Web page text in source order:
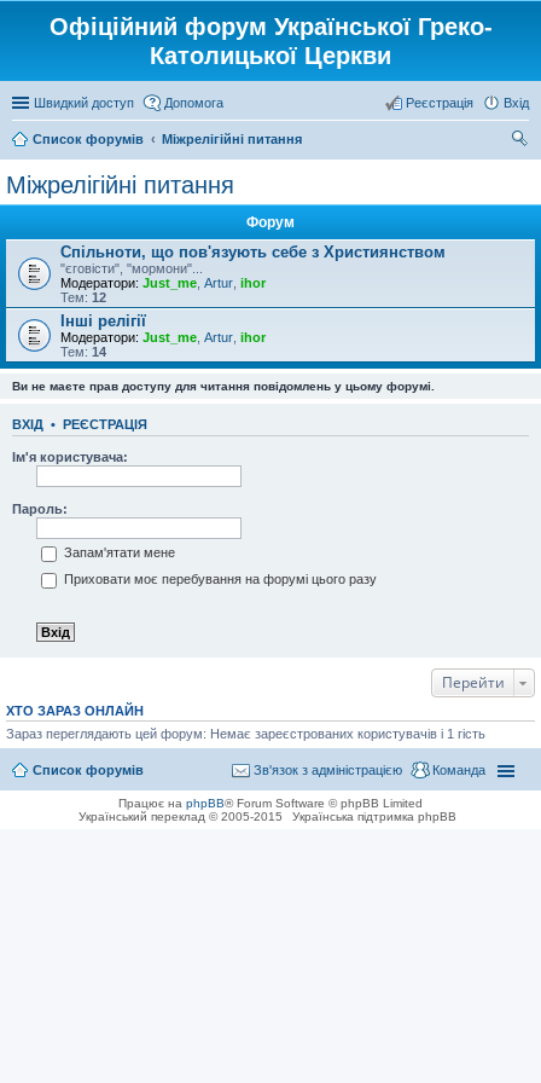
Офіційний форум Української Греко-
Католицької Церкви
Швидкий доступ Допомога Вхід
Реєстрація
Список форумів
Міжрелігійні питання
Міжрелігійні питання
Форум
Спільноти, що пов'язують себе з Християнством
"єговісти", "мормони"...
Модератори: Just_me Artur ihor
Тем: 12
Інші релігії
Модератори: Just_me Artur ihor
Тем: 14
Ви не маєте прав доступу для читання повідомлень у цьому форумі.
ВХІД • РЕЄСТРАЦІЯ
Ім'я користувача:
Пароль:
Запам'ятати мене
Приховати моє перебування на форумі цього разу
Перейти
ХТО ЗАРАЗ ОНЛАЙН
Зараз переглядають цей форум: Немає зареєстрованих користувачів і 1 гість
Список форумів Команда
Зв'язок з адміністрацією
Працює на phpBB® Forum Software © phpBB Limited
Український переклад © 2005-2015
Українська підтримка phpBB